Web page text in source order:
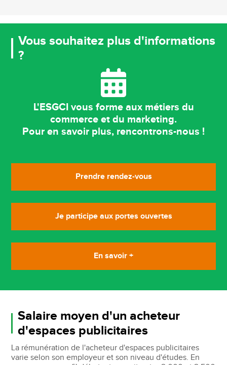
Vous souhaitez plus d'informations
?
L'ESGCI vous forme aux métiers du
commerce et du marketing.
Pour en savoir plus, rencontrons-nous !
Prendre rendez-vous
Je participe aux portes ouvertes
En savoir +
Salaire moyen d'un acheteur
d'espaces publicitaires
La rémunération de l'acheteur d'espaces publicitaires
varie selon son employeur et son niveau d'études. En